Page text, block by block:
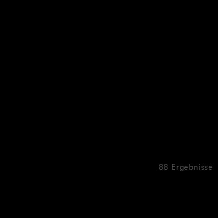
88 Ergebnisse